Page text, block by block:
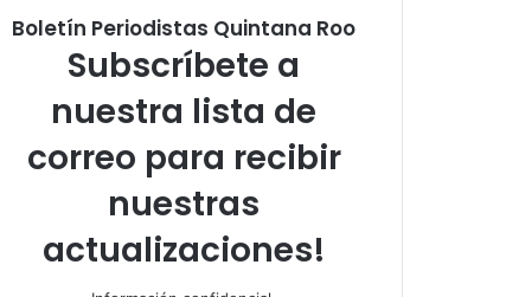
Boletín Periodistas Quintana Roo
Subscríbete a
nuestra lista de
correo para recibir
nuestras
actualizaciones!